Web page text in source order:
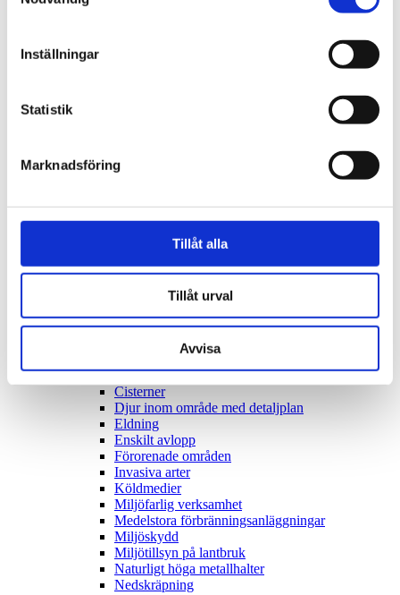
Inställningar
Statistik
Marknadsföring
Tillåt alla
Tillåt urval
Avvisa
Regelbundna vattentester för tryggt dricksvatten
Tillstånd för livsmedelslokal
Checklista för att starta livsmedelsverksamhet
Egen brunn
Verksamheter med egen brunn
Så undviker du att bli magsjuk
Avfall och återvinning
Begrava sin häst
Beslut om betydande miljöpåverkan
Cisterner
Djur inom område med detaljplan
Eldning
Enskilt avlopp
Förorenade områden
Invasiva arter
Köldmedier
Miljöfarlig verksamhet
Medelstora förbränningsanläggningar
Miljöskydd
Miljötillsyn på lantbruk
Naturligt höga metallhalter
Nedskräpning